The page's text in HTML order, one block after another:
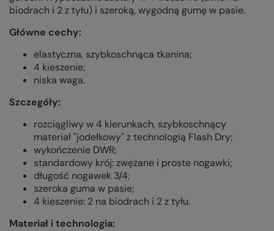
biodrach i 2 z tyłu) i szeroką, wygodną gumę w pasie.
Główne cechy:
elastyczna, szybkoschnąca tkanina;
4 kieszenie;
niska waga.
Szczegóły:
rozciągliwy w 4 kierunkach, szybkoschnący
materiał "jodełkowy" z technologią Flash Dry;
wykończenie DWR;
standardowy krój: zwężane i proste nogawki;
długość nogawek 3/4;
szeroka guma w pasie;
4 kieszenie: 2 na biodrach i 2 z tyłu.
Materiał i technologia: